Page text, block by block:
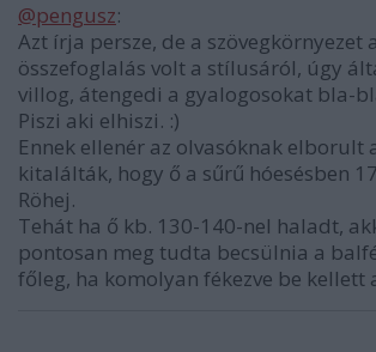
@pengusz:
Azt írja persze, de a szövegkörnyezet
összefoglalás volt a stílusáról, úgy
villog, átengedi a gyalogosokat bla-
Piszi aki elhiszi. :)
Ennek ellenér az olvasóknak elborult
kitalálták, hogy ő a sűrű hóesésben
Röhej.
Tehát ha ő kb. 130-140-nel haladt,
pontosan meg tudta becsülnia a
főleg, ha komolyan fékezve be kellett